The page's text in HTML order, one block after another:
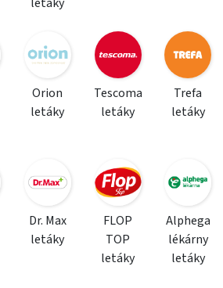
Orion
letáky
Tescoma
letáky
Trefa
letáky
Dr. Max
letáky
FLOP
TOP
letáky
Alphega
lékárny
letáky